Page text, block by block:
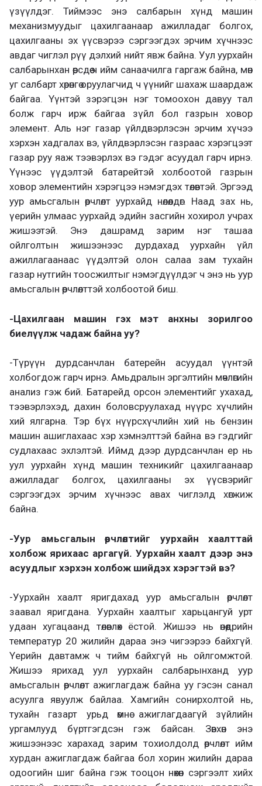
үзүүлдэг. Тиймээс энэ салбарын хүнд машин
механизмуудыг цахилгаанаар ажилладаг болгох,
цахилгааны эх үүсвэрээ сэргээгдэх эрчим хүчнээс
авдаг чиглэл рүү дэлхий нийт явж байна. Уул уурхайн
салбарынхан өөрсдөө ч ийм санаачилга гаргаж байна, мөн
уг салбарт хөрөнгө оруулагчид ч үүнийг шахаж шаардаж
байгаа. Үүнтэй зэрэгцэн нэг томоохон давуу тал
болж гарч ирж байгаа зүйл бол газрын ховор
элемент. Аль нэг газар үйлдвэрлэсэн эрчим хүчээ
хэрхэн хадгалах вэ, үйлдвэрлэсэн газраас хэрэгцээт
газар руу яаж тээвэрлэх вэ гэдэг асуудал гарч ирнэ.
Үүнээс үүдэлтэй батарейтэй холбоотой газрын
ховор элементийн хэрэгцээ нэмэгдэх төлөвтэй. Эргээд
уур амьсгалын өөрчлөлт уурхайд нөлөөлдөг. Наад зах нь,
үерийн улмаас уурхайд эдийн засгийн хохирол учрах
жишээтэй. Энэ дашрамд зарим нэг ташаа
ойлголтын жишээнээс дурдахад уурхайн үйл
ажиллагаанаас үүдэлтэй олон салаа зам тухайн
газар нутгийн тоосжилтыг нэмэгдүүлдэг ч энэ нь уур
амьсгалын өөрчлөлттэй холбоотой биш.
-Цахилгаан машин гэх мэт анхны зорилгоо
биелүүлж чадаж байна уу?
-Түрүүн дурдсанчлан батерейн асуудал үүнтэй
холбогдож гарч ирнэ. Амьдралын эргэлтийн мөчлөгийн
анализ гэж бий. Батарейд орсон элементийг ухахад,
тээвэрлэхэд, дахин боловсруулахад нүүрс хүчлийн
хий ялгарна. Тэр бүх нүүрсхүчлийн хий нь бензин
машин ашиглахаас хэр хэмнэлттэй байна вэ гэдгийг
судлахаас эхлэлтэй. Иймд дээр дурдсанчлан ер нь
уул уурхайн хүнд машин техникийг цахилгаанаар
ажилладаг болгох, цахилгааны эх үүсвэрийг
сэргээгдэх эрчим хүчнээс авах чиглэлд хөгжиж
байна.
-Уур амьсгалын өөрчлөлтийг уурхайн хаалттай
холбож ярихаас аргагүй. Уурхайн хаалт дээр энэ
асуудлыг хэрхэн холбож шийдэх хэрэгтэй вэ?
-Уурхайн хаалт яригдахад уур амьсгалын өөрчлөлт
заавал яригдана. Уурхайн хаалтыг харьцангуй урт
удаан хугацаанд төлөвлөх ёстой. Жишээ нь өнөөдрийн
температур 20 жилийн дараа энэ чигээрээ байхгүй.
Үерийн давтамж ч тийм байхгүй нь ойлгомжтой.
Жишээ ярихад уул уурхайн салбарынханд уур
амьсгалын өөрчлөлт ажиглагдаж байна уу гэсэн санал
асуулга явуулж байлаа. Хамгийн сонирхолтой нь,
тухайн газарт урьд өмнө ажиглагдаагүй зүйлийн
ургамлууд бүртгэгдсэн гэж байсан. Зөвхөн энэ
жишээнээс харахад зарим тохиолдолд өөрчлөлт ийм
хурдан ажиглагдаж байгаа бол хорин жилийн дараа
одоогийн шиг байна гэж тооцон нөхөн сэргээлт хийх